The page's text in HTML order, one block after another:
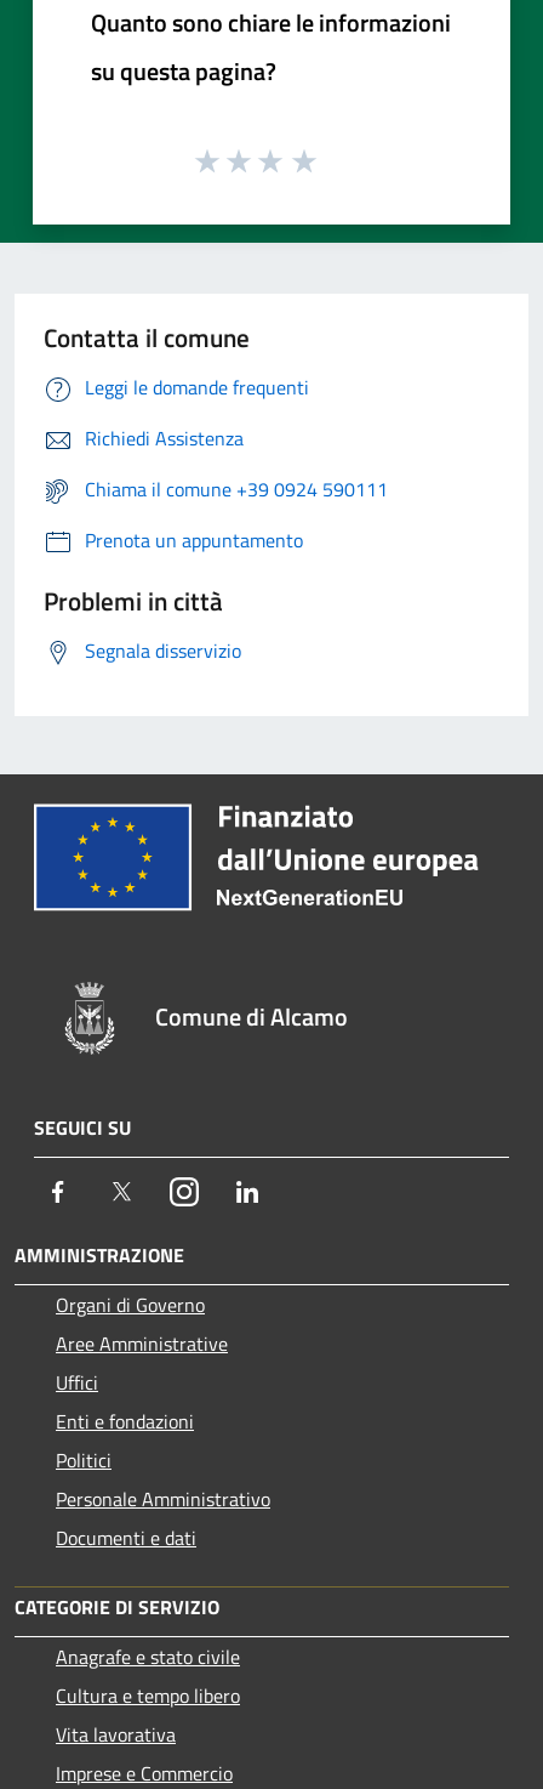
Quanto sono chiare le informazioni
su questa pagina?
Contatta il comune
Leggi le domande frequenti
Richiedi Assistenza
Chiama il comune +39 0924 590111
Prenota un appuntamento
Problemi in città
Segnala disservizio
Comune di Alcamo
SEGUICI SU
Facebook TwitterInstagram
AMMINISTRAZIONE
Organi di Governo
Aree Amministrative
Uffici
Enti e fondazioni
Politici
Personale Amministrativo
Documenti e dati
CATEGORIE DI SERVIZIO
Anagrafe e stato civile
Cultura e tempo libero
Vita lavorativa
Imprese e Commercio